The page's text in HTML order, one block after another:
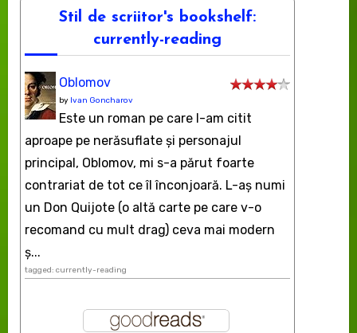
Stil de scriitor's bookshelf:
currently-reading
Oblomov
by Ivan Goncharov
Este un roman pe care l-am citit
aproape pe nerăsuflate şi personajul
principal, Oblomov, mi s-a părut foarte
contrariat de tot ce îl înconjoară. L-aş numi
un Don Quijote (o altă carte pe care v-o
recomand cu mult drag) ceva mai modern
ș...
tagged: currently-reading